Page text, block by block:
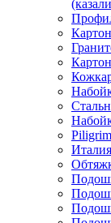
Piligrim